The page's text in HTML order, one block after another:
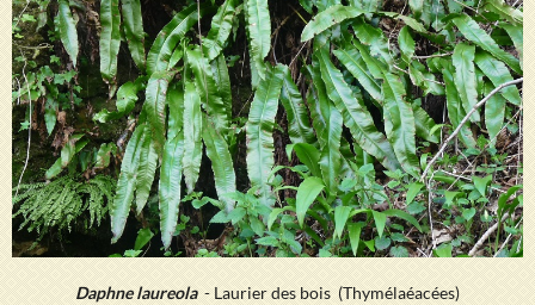
Daphne laureola- Laurier des bois (Thymélaéacées)